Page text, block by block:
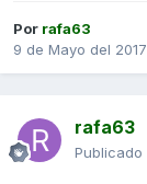
Por rafa63
9 de Mayo del 2017
rafa63
Publicado